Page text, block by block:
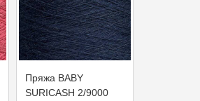
Пряжа BABY
SURICASH 2/9000